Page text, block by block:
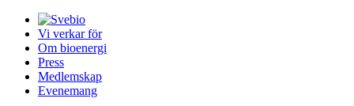
Vi verkar för
Om bioenergi
Press
Medlemskap
Evenemang